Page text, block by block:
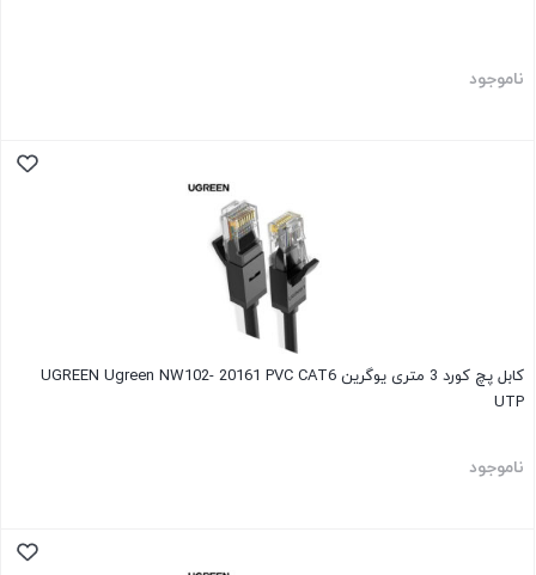
ناموجود
کابل پچ کورد 3 متری یوگرین UGREEN Ugreen NW102- 20161 PVC CAT6
UTP
ناموجود